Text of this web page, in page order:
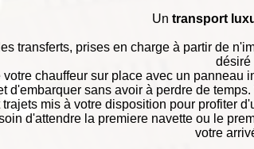
Un transport
transferts, prises en charge à partir de
désiré
chauffeur sur place avec un panneau
d'embarquer sans avoir à perdre de
mis à votre disposition pour profiter
d'attendre la premiere navette ou le
votre